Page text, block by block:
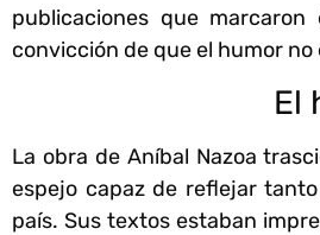
publicaciones que
convicción de que el humor
El
La obra de Aníbal Nazoa
espejo capaz de reflejar
país. Sus textos estaban